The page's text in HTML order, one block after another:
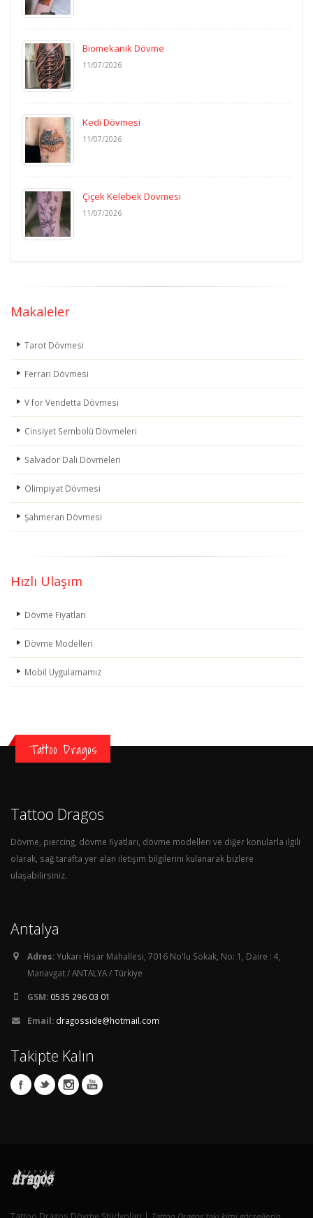
Biomekanik Dövme
11/07/2026
Kedi Dövmesi
11/07/2026
Çiçek Kelebek Dövmesi
11/07/2026
Makaleler
Tarot Dövmesi
Ferrari Dövmesi
V for Vendetta Dövmesi
Cinsiyet Sembolü Dövmeleri
Salvador Dali Dövmeleri
Olimpiyat Dövmesi
Şahmeran Dövmesi
Hızlı Ulaşım
Dövme Fiyatları
Dövme Modelleri
Mobil Uygulamamız
Tattoo Dragos
Tattoo Dragos
Dövme, piercing, dövme fiyatları, dövme modelleri ve diğer konularla ilgili
olarak, sağ tarafta yer alan iletişim bilgilerini kulanarak bizlere
ulaşabilirsiniz.
Antalya
Adres:Yukarı Hisar Mahallesi, 7016 No'lu Sokak, No: 1, Daire : 4,
Manavgat / ANTALYA / Türkiye
GSM: 0535 296 03 01
Email: dragosside@hotmail.com
Takipte Kalın